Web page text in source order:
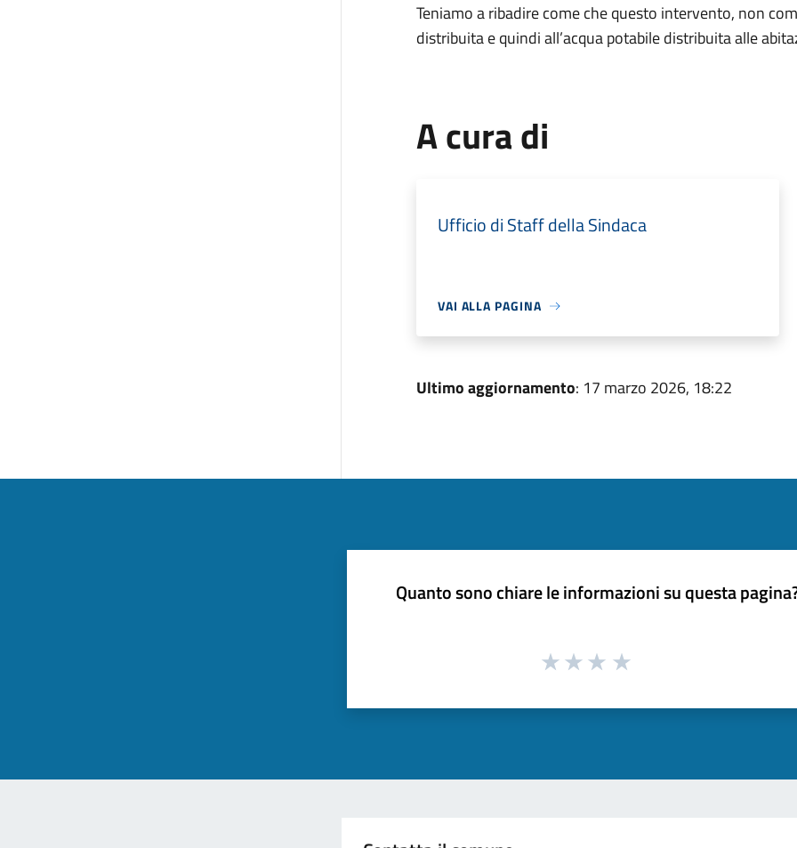
Teniamo a ribadire come che questo intervento, non
distribuita e quindi all’acqua potabile distribuita alle
A cura di
Ufficio di Staff della Sindaca
VAI ALLA PAGINA
Ultimo aggiornamento: 17 marzo 2026, 18:22
Quanto sono chiare le informazioni su questa